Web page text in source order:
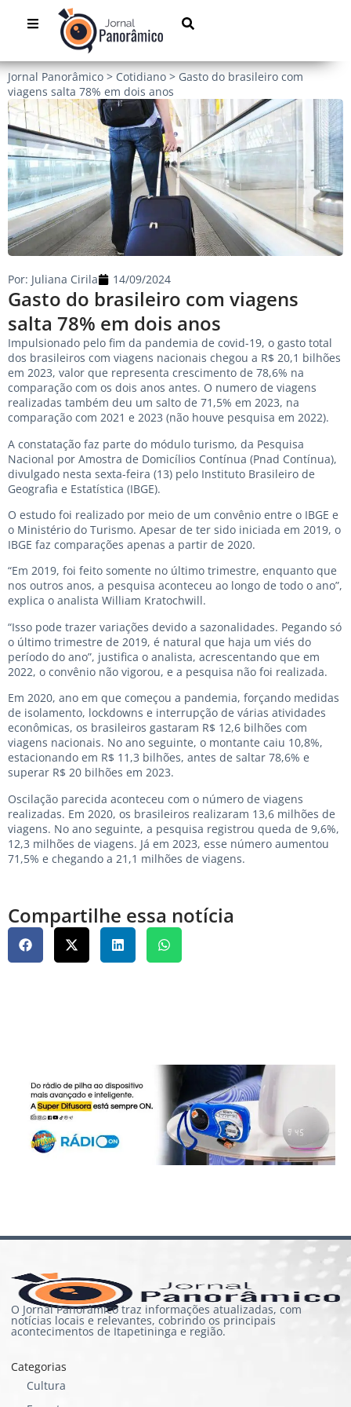
Jornal Panorâmico > Cotidiano > Gasto do brasileiro com
viagens salta 78% em dois anos
Gasto do brasileiro com viagens
salta 78% em dois anos
Por: Juliana Cirila 14/09/2024
Impulsionado pelo fim da pandemia de covid-19, o gasto total
dos brasileiros com viagens nacionais chegou a R$ 20,1 bilhões
em 2023, valor que representa crescimento de 78,6% na
comparação com os dois anos antes. O numero de viagens
realizadas também deu um salto de 71,5% em 2023, na
comparação com 2021 e 2023 (não houve pesquisa em 2022).
A constatação faz parte do módulo turismo, da Pesquisa
Nacional por Amostra de Domicílios Contínua (Pnad Contínua),
divulgado nesta sexta-feira (13) pelo Instituto Brasileiro de
Geografia e Estatística (IBGE).
O estudo foi realizado por meio de um convênio entre o IBGE e
o Ministério do Turismo. Apesar de ter sido iniciada em 2019, o
IBGE faz comparações apenas a partir de 2020.
“Em 2019, foi feito somente no último trimestre, enquanto que
nos outros anos, a pesquisa aconteceu ao longo de todo o ano”,
explica o analista William Kratochwill.
“Isso pode trazer variações devido a sazonalidades. Pegando só
o último trimestre de 2019, é natural que haja um viés do
período do ano”, justifica o analista, acrescentando que em
2022, o convênio não vigorou, e a pesquisa não foi realizada.
Em 2020, ano em que começou a pandemia, forçando medidas
de isolamento, lockdowns e interrupção de várias atividades
econômicas, os brasileiros gastaram R$ 12,6 bilhões com
viagens nacionais. No ano seguinte, o montante caiu 10,8%,
estacionando em R$ 11,3 bilhões, antes de saltar 78,6% e
superar R$ 20 bilhões em 2023.
Oscilação parecida aconteceu com o número de viagens
realizadas. Em 2020, os brasileiros realizaram 13,6 milhões de
viagens. No ano seguinte, a pesquisa registrou queda de 9,6%,
12,3 milhões de viagens. Já em 2023, esse número aumentou
71,5% e chegando a 21,1 milhões de viagens.
Compartilhe essa notícia
O Jornal Panorâmico traz informações atualizadas, com
notícias locais e relevantes, cobrindo os principais
acontecimentos de Itapetininga e região.
Categorias
Cultura